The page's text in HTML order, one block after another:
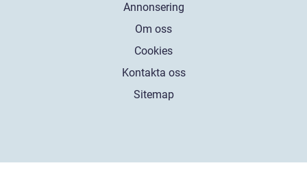
Annonsering
Om oss
Cookies
Kontakta oss
Sitemap